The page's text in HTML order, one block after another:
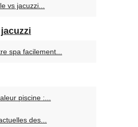
vs jacuzzi...
spa facilement...
piscine :...
des...